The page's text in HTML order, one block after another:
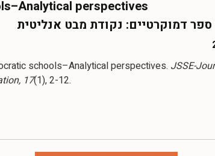
perspectives
ספר דמוקרטיים: נקודת מבט אנליטית
schools–Analytical perspectives. JSSE-
17